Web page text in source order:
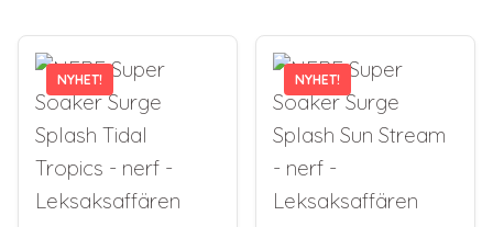
NYHET! NYHET!